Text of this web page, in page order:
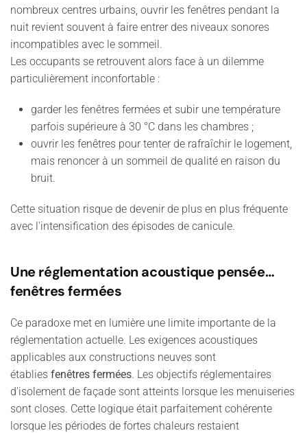
nombreux centres urbains, ouvrir les fenêtres pendant la
nuit revient souvent à faire entrer des niveaux sonores
incompatibles avec le sommeil.
Les occupants se retrouvent alors face à un dilemme
particulièrement inconfortable :
garder les fenêtres fermées et subir une température
parfois supérieure à 30 °C dans les chambres ;
ouvrir les fenêtres pour tenter de rafraîchir le logement,
mais renoncer à un sommeil de qualité en raison du
bruit.
Cette situation risque de devenir de plus en plus fréquente
avec l'intensification des épisodes de canicule.
Une réglementation acoustique pensée…
fenêtres fermées
Ce paradoxe met en lumière une limite importante de la
réglementation actuelle. Les exigences acoustiques
applicables aux constructions neuves sont
établies fenêtres fermées. Les objectifs réglementaires
d'isolement de façade sont atteints lorsque les menuiseries
sont closes. Cette logique était parfaitement cohérente
lorsque les périodes de fortes chaleurs restaient